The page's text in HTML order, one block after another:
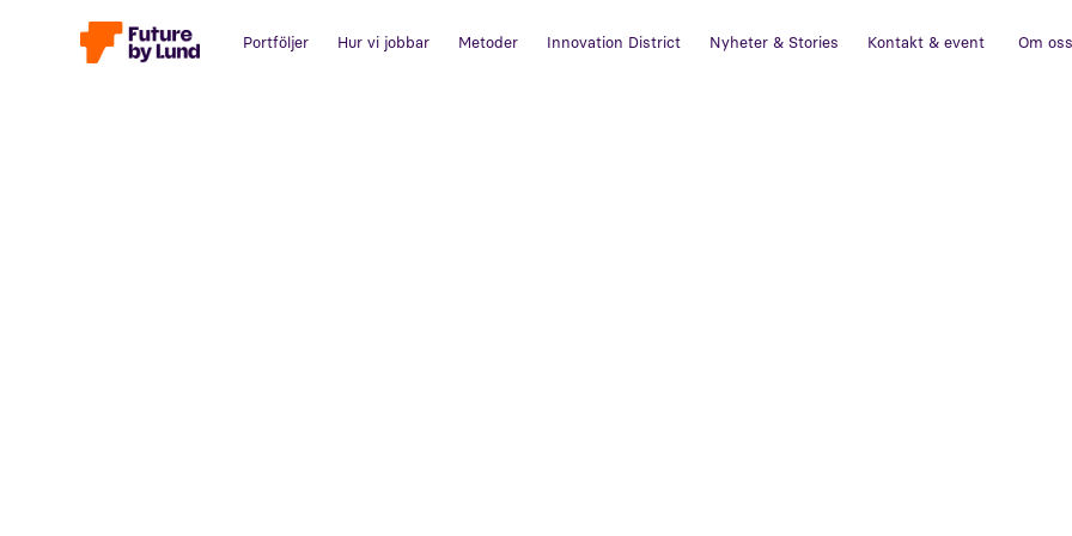
Portföljer Hur vi jobbar Metoder Innovation District Nyheter & Stories Kontakt & event Om